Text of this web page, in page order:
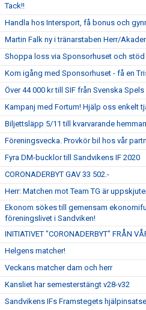
Tack!!
Handla hos Intersport, få bonus och
Martin Falk ny i tränarstaben Herr/
Shoppa loss via Sponsorhuset och stöd
Kom igång med Sponsorhuset - få en
Över 44 000 kr till SIF från Svenska
Kampanj med Fortum! Hjälp oss enkelt
Biljettsläpp 5/11 till kvarvarande
Föreningsvecka. Provkör bil hos vår
Fyra DM-bucklor till Sandvikens IF 2020
CORONADERBYT GAV 33 502.-
Herr: Matchen mot Team TG är
Ekonom sökes till gemensam
föreningslivet i Sandviken!
INITIATIVET "CORONADERBYT" FRÅN
Helgens matcher!
Veckans matcher dam och herr
Kansliet har semesterstängt v28-v32
Sandvikens IFs Framstegets